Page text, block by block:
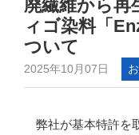
廃繊維から
ィゴ染料「
ついて
2025年10月07日
弊社が基本特許を